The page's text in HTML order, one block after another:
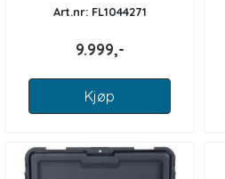
Art.nr: FL1044271
9.999,-
Kjøp